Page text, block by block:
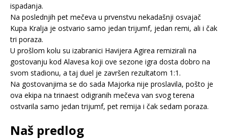
ispadanja.
Na poslednjih pet mečeva u prvenstvu nekadašnji osvajač
Kupa Kralja je ostvario samo jedan trijumf, jedan remi, ali i čak
tri poraza.
U prošlom kolu su izabranici Havijera Agirea remizirali na
gostovanju kod Alavesa koji ove sezone igra dosta dobro na
svom stadionu, a taj duel je završen rezultatom 1:1.
Na gostovanjima se do sada Majorka nije proslavila, pošto je
ova ekipa na trinaest odigranih mečeva van svog terena
ostvarila samo jedan trijumf, pet remija i čak sedam poraza.
Naš predlog